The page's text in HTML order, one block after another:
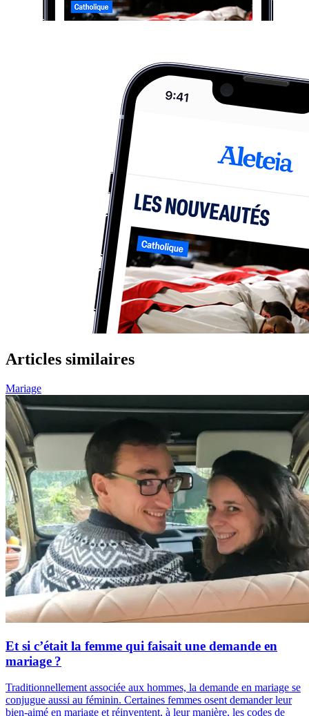
Articles similaires
Mariage
Et si c’était la femme qui faisait une demande en
mariage ?
Traditionnellement associée aux hommes, la demande en mariage se
conjugue aussi au féminin. Certaines femmes osent demander leur
bien-aimé en mariage et réinventent, à leur manière, les codes de